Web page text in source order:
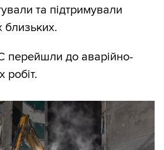
та підтримували
близьких.
перейшли до аварійно-
робіт.